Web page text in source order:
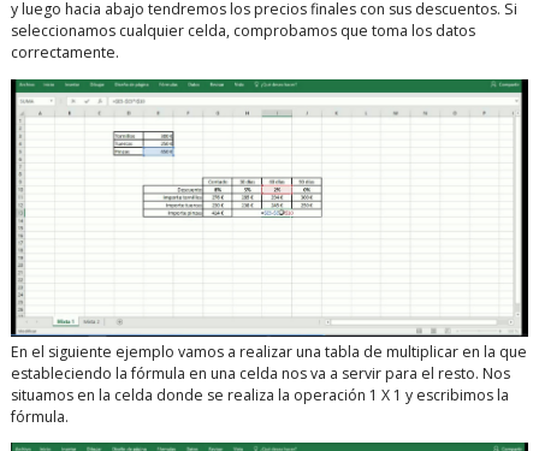
y luego hacia abajo tendremos los precios finales con sus descuentos. Si
seleccionamos cualquier celda, comprobamos que toma los datos
correctamente.
En el siguiente ejemplo vamos a realizar una tabla de multiplicar en la que
estableciendo la fórmula en una celda nos va a servir para el resto. Nos
situamos en la celda donde se realiza la operación 1 X 1 y escribimos la
fórmula.